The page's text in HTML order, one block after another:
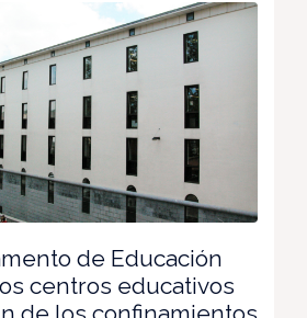
de Educación
centros educativos